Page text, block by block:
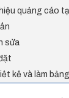
quảng cáo
sửa
kế và làm